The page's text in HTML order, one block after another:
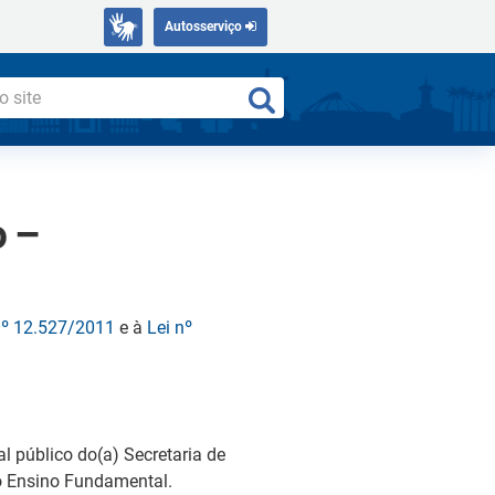
Autosserviço
–
12.527/2011 e à Lei nº
público do(a) Secretaria de
Fundamental.